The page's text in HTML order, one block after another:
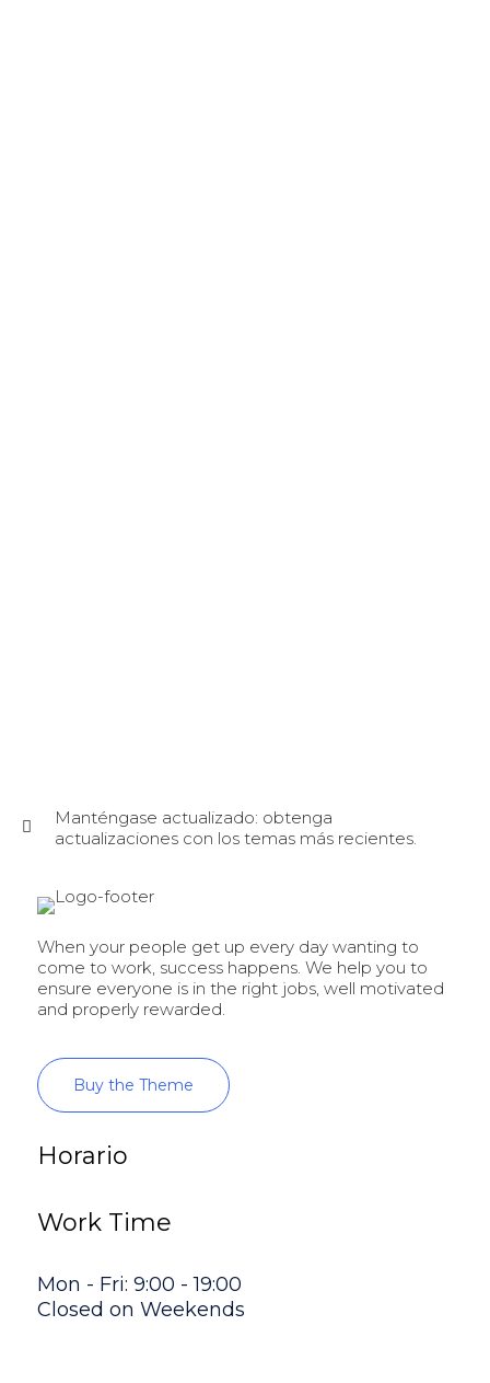
Manténgase actualizado: obtenga
actualizaciones con los temas más recientes.
When your people get up every day wanting to
come to work, success happens. We help you to
ensure everyone is in the right jobs, well motivated
and properly rewarded.
Buy the Theme
Horario
Work Time
Mon - Fri: 9:00 - 19:00
Closed on Weekends